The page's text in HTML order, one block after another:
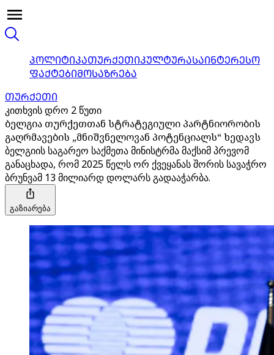
ᲞᲝᲚᲘᲢᲘᲙᲐᲗᲣᲠᲥᲔᲗᲘᲙᲣᲚᲢᲣᲠᲐᲡᲐᲘᲜᲢᲔᲠᲔᲡᲝ
ᲤᲐᲥᲢᲔᲑᲘᲛᲝᲡᲐᲖᲠᲔᲑᲐ
ᲗᲣᲠᲥᲔᲗᲘ
კითხვის დრო 2 წუთი
ბელგია თურქეთთან სტრატეგიული პარტნიორობის
გაღრმავების „მნიშვნელოვან პოტენციალს“ ხედავს
ბელგიის საგარეო საქმეთა მინისტრმა მაქსიმ პრევომ
განაცხადა, რომ 2025 წელს ორ ქვეყანას შორის სავაჭრო
ბრუნვამ 13 მილიარდ დოლარს გადააჭარბა.
გაზიარება